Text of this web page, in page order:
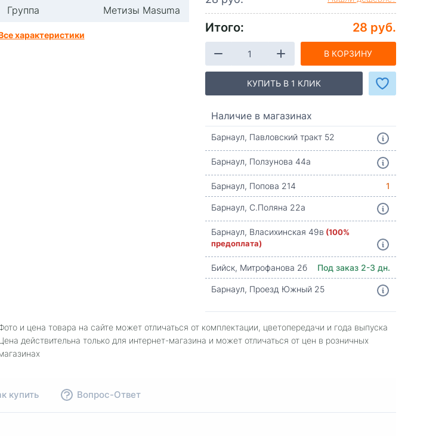
Группа
Метизы Masuma
характеристики Итого: 28 руб.
В КОРЗИНУ
КУПИТЬ В 1 КЛИК
Наличие в магазинах
Барнаул, Павловский тракт 52
Барнаул, Ползунова 44а
Барнаул, Попова 214
1
Барнаул, С.Поляна 22а
Барнаул, Власихинская 49в (100%
предоплата)
Бийск, Митрофанова 2б
Под заказ 2-3 дн.
Барнаул, Проезд Южный 25
и цена товара на сайте может отличаться от комплектации, цветопередачи и года выпуска
действительна только для интернет-магазина и может отличаться от цен в розничных
купить Вопрос-Ответ